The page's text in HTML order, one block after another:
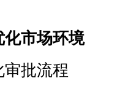
化市场环境
审批流程